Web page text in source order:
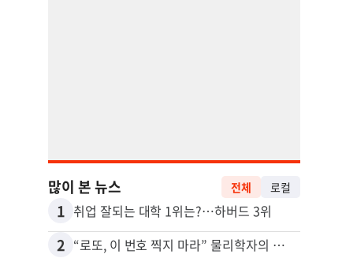
많이 본 뉴스 전체 로컬
1 취업 잘되는 대학 1위는?…하버드 3위
2 “로또, 이 번호 찍지 마라” 물리학자의 당첨금 높이는 비밀